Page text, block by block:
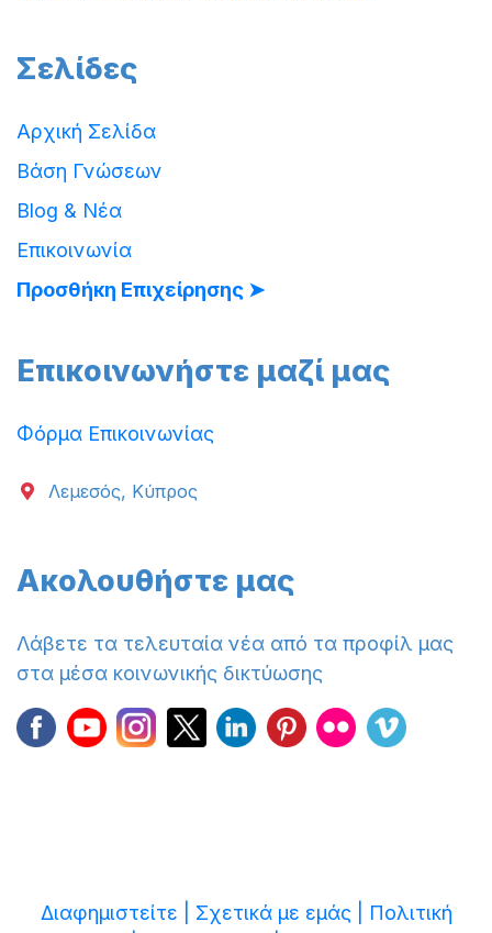
Σελίδες
Αρχική Σελίδα
Βάση Γνώσεων
Blog & Νέα
Επικοινωνία
Προσθήκη Επιχείρησης ➤
Επικοινωνήστε μαζί μας
Φόρμα Επικοινωνίας
Λεμεσός, Κύπρος
Ακολουθήστε μας
Λάβετε τα τελευταία νέα από τα προφίλ μας
στα μέσα κοινωνικής δικτύωσης
Διαφημιστείτε | Σχετικά με εμάς |
Πολιτική